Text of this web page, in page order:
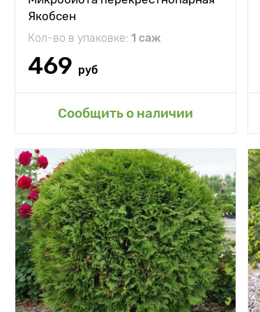
Якобсен
Кол-во в упаковке: 1 саж
469 руб
Сообщить о наличии
Добавить в мой сад